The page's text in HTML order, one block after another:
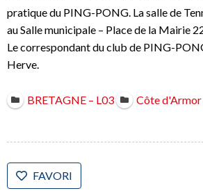
pratique du PING-PONG. La salle de
au Salle municipale – Place de la Mairie
Le correspondant du club de PING-
Herve.
BRETAGNE – L03 Côte d'Armor
FAVORI